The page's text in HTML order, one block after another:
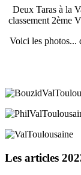
Deux Taras à la
classement 2ème
Voici les photos...
Les articles